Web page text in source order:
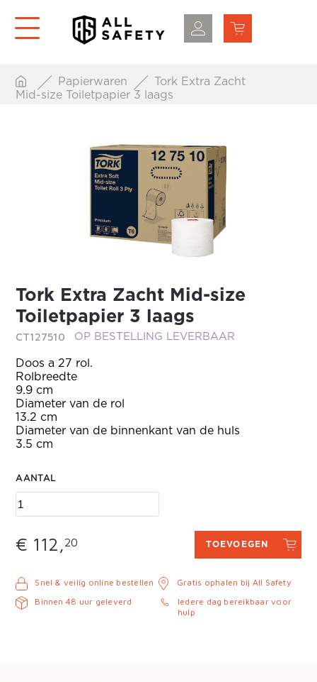
Papierwaren
Tork Extra Zacht
Mid-size Toiletpapier 3 laags
Tork Extra Zacht Mid-size
Toiletpapier 3 laags
CT127510 OP BESTELLING LEVERBAAR
Doos a 27 rol.
Rolbreedte
9.9 cm
Diameter van de rol
13.2 cm
Diameter van de binnenkant van de huls
3.5 cm
AANTAL
€ 112,20 TOEVOEGEN
Snel & veilig online bestellen
Binnen 48 uur geleverd
Gratis ophalen bij All Safety
Iedere dag bereikbaar voor
hulp